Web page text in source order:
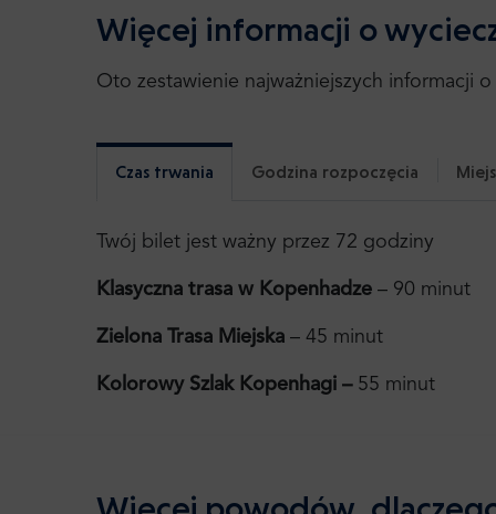
Więcej informacji o
Oto zestawienie najważniejszych informacji
Czas trwania Godzina rozpoczęcia
Twój bilet jest ważny przez 72 godziny
Klasyczna trasa w Kopenhadze – 90 minut
Zielona Trasa Miejska – 45 minut
Kolorowy Szlak Kopenhagi –55 minut